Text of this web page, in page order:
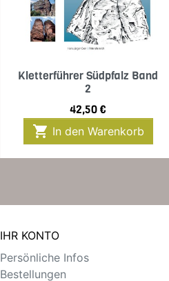
 Vorschau
Kletterführer Südpfalz Band
2
Preis
42,50 €
 In den Warenkorb
IHR KONTO
Persönliche Infos
Bestellungen